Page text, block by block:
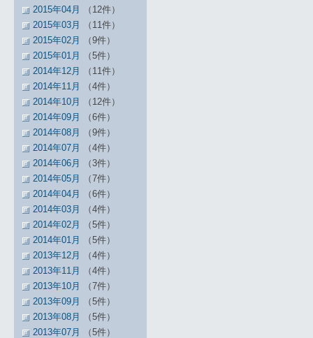
2015年04月
（12件）
2015年03月
（11件）
2015年02月
（9件）
2015年01月
（5件）
2014年12月
（11件）
2014年11月
（4件）
2014年10月
（12件）
2014年09月
（6件）
2014年08月
（9件）
2014年07月
（4件）
2014年06月
（3件）
2014年05月
（7件）
2014年04月
（6件）
2014年03月
（4件）
2014年02月
（5件）
2014年01月
（5件）
2013年12月
（4件）
2013年11月
（4件）
2013年10月
（7件）
2013年09月
（5件）
2013年08月
（5件）
2013年07月
（5件）